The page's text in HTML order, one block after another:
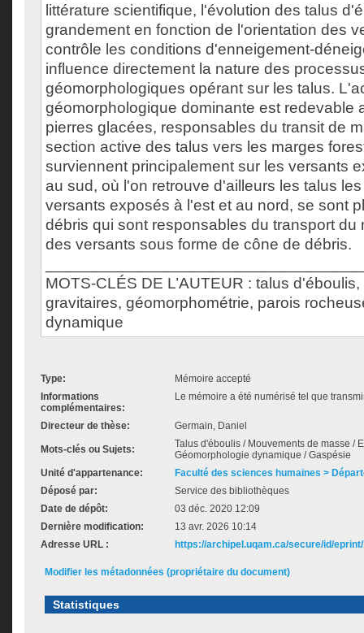
littérature scientifique, l'évolution des talus
grandement en fonction de l'orientation des
contrôle les conditions d'enneigement-
influence directement la nature des
géomorphologiques opérant sur les talus.
géomorphologique dominante est redevable
pierres glacées, responsables du transit de
section active des talus vers les marges
surviennent principalement sur les versants
au sud, où l'on retrouve d'ailleurs les talus
versants exposés à l'est et au nord, se sont
débris qui sont responsables du transport du
des versants sous forme de cône de débris.
MOTS-CLÉS DE L’AUTEUR : talus
gravitaires, géomorphométrie, parois
dynamique
Type:
Mémoire accepté
Informations
complémentaires:
Le mémoire a été numérisé tel que
Directeur de thèse: Germain, Daniel
Mots-clés ou Sujets:
Talus d'éboulis / Mouvements de masse /
Géomorphologie dynamique / Gaspésie
Unité d'appartenance:
Faculté des sciences humaines >
Déposé par:
Service des bibliothèques
Date de dépôt:
03 déc. 2020 12:09
Dernière modification:
13 avr. 2026 10:14
Adresse URL :
https://archipel.uqam.ca/secure/id/
Modifier les métadonnées (propriétaire du document)
Statistiques